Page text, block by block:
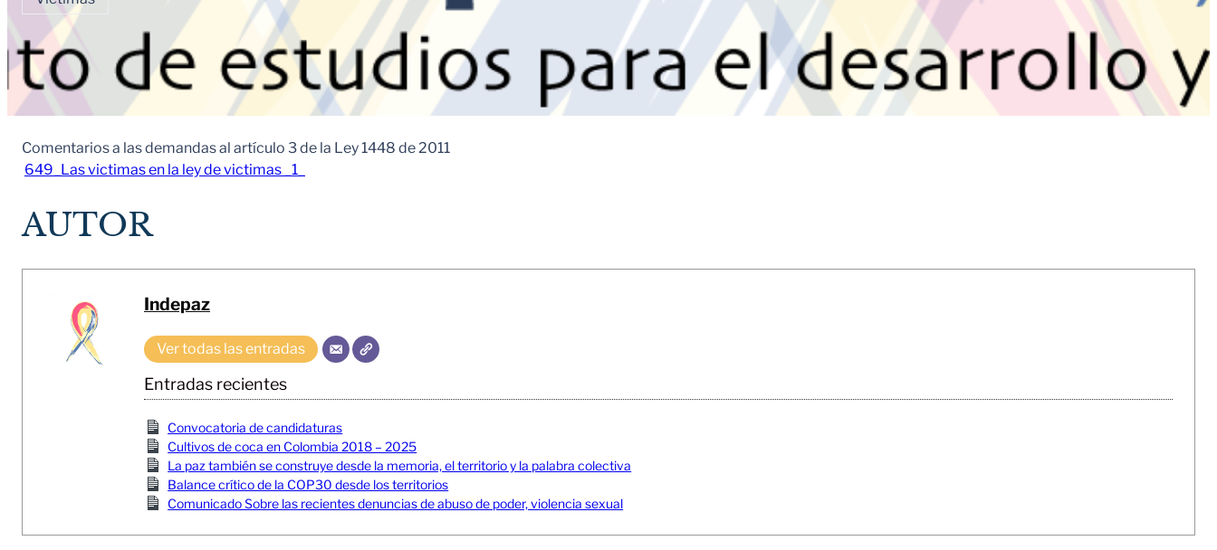
Comentarios a las demandas al artículo 3 de la Ley 1448 de 2011
649_Las victimas en la ley de victimas _1_
AUTOR
Indepaz
Ver todas las entradas
Entradas recientes
Convocatoria de candidaturas
Cultivos de coca en Colombia 2018 – 2025
La paz también se construye desde la memoria, el territorio y la palabra colectiva
Balance crítico de la COP30 desde los territorios
Comunicado Sobre las recientes denuncias de abuso de poder, violencia sexual